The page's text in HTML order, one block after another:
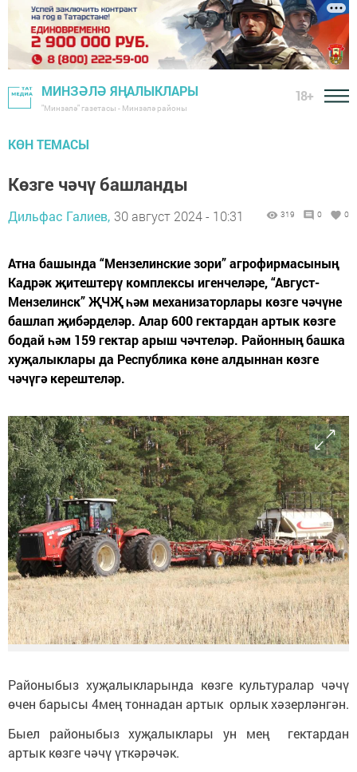
МИНЗӘЛӘ ЯҢАЛЫКЛАРЫ
"Минзәлә" газетасы - Минзәлә районы
18+
КӨН ТЕМАСЫ
Көзге чәчү башланды
Дильфас Галиев, 30 август 2024 - 10:31 319 0 0
Атна башында “Мензелинские зори” агрофирмасының
Кадрәк җитештерү комплексы игенчеләре, “Август-
Мензелинск” ҖЧҖ һәм механизаторлары көзге чәчүне
башлап җибәрделәр. Алар 600 гектардан артык көзге
бодай һәм 159 гектар арыш чәчтеләр. Районның башка
хуҗалыклары да Республика көне алдыннан көзге
чәчүгә керештеләр.
Районыбыз хуҗалыкларында көзге культуралар чәчү
өчен барысы 4мең тоннадан артык орлык хәзерләнгән.
Быел районыбыз хуҗалыклары ун мең гектардан
артык көзге чәчү үткәрәчәк.